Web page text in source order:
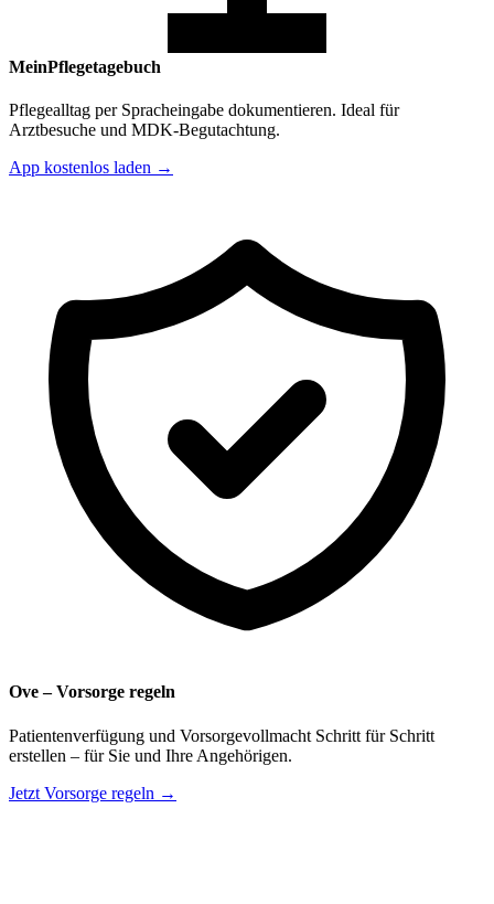
MeinPflegetagebuch
Pflegealltag per Spracheingabe dokumentieren. Ideal für
Arztbesuche und MDK-Begutachtung.
App kostenlos laden →
Ove – Vorsorge regeln
Patientenverfügung und Vorsorgevollmacht Schritt für Schritt
erstellen – für Sie und Ihre Angehörigen.
Jetzt Vorsorge regeln →